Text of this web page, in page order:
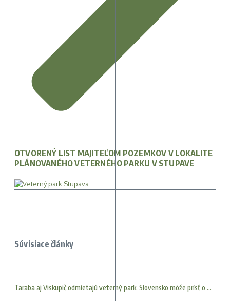
OTVORENÝ LIST MAJITEĽOM POZEMKOV V LOKALITE
PLÁNOVANÉHO VETERNÉHO PARKU V STUPAVE
Súvisiace články
Taraba aj Viskupič odmietajú veterný park. Slovensko môže prísť o ...